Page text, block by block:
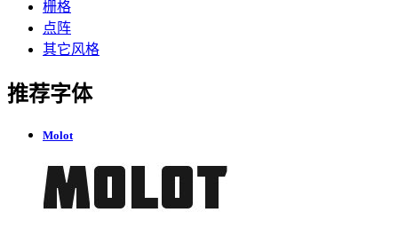
栅格
点阵
其它风格
推荐字体
Molot